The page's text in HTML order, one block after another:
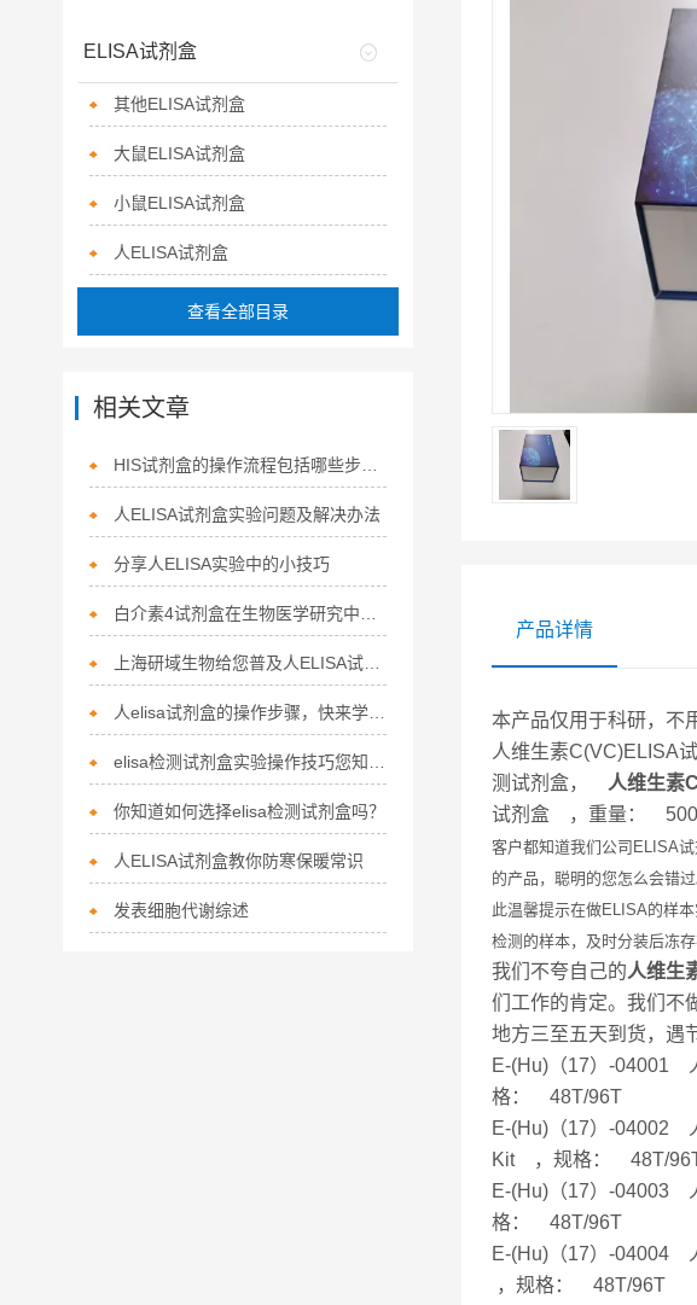
产品详情
本产品仅用于科研，不
人维生素
测试剂盒，
人维生素
试剂盒 ，重量：
客户都知道我们公司ELISA
的产品，聪明的您怎么会错
此温馨提示在做ELISA的样
检测的样本，及时分装后冻
我们不夸自己的人维生
们工作的肯定。我们不
地方三至五天到货，遇
E-(Hu)（17）-04001
格： 48T/96T
E-(Hu)（17）-04002
Kit ，规格： 48T/
E-(Hu)（17）-04003
格： 48T/96T
E-(Hu)（17）-04004
，规格： 48T/96T
ELISA试剂盒
其他ELISA试剂盒
大鼠ELISA试剂盒
小鼠ELISA试剂盒
人ELISA试剂盒
查看全部目录
相关文章
人ELISA试剂盒实验问题及解决办法
分享人ELISA实验中的小技巧
上海研域生物给您普及人ELISA试剂盒操作流程
人elisa试剂盒的操作步骤，快来学习下吧
你知道如何选择elisa检测试剂盒吗？
人ELISA试剂盒教你防寒保暖常识
发表细胞代谢综述